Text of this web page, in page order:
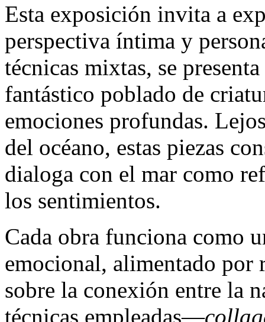
Esta exposición invita a
perspectiva íntima y
técnicas mixtas, se
fantástico poblado de
emociones profundas.
del océano, estas piezas
dialoga con el mar como
los sentimientos.
Cada obra funciona como
emocional, alimentado por
sobre la conexión entre la
técnicas empleadas—